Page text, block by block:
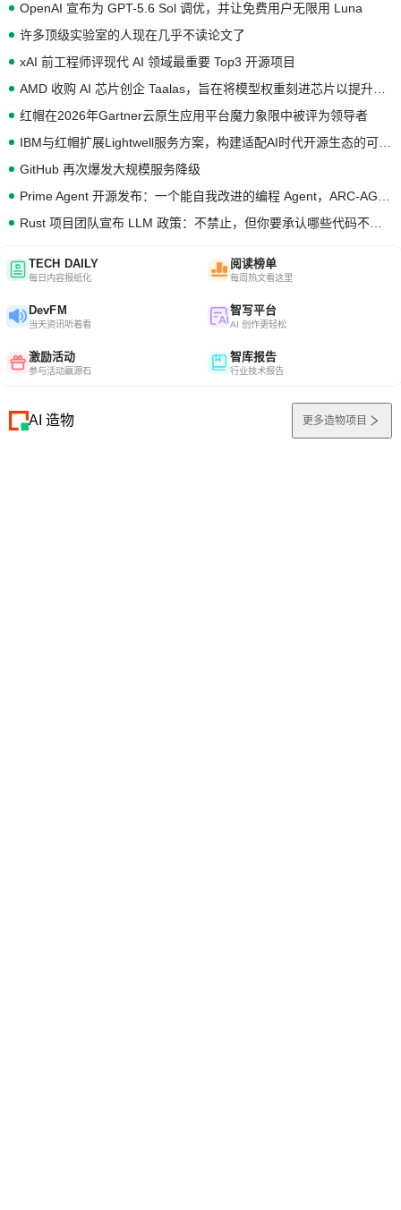
OpenAI 宣布为 GPT-5.6 Sol 调优，并让免费用户无限用 Luna
许多顶级实验室的人现在几乎不读论文了
xAI 前工程师评现代 AI 领域最重要 Top3 开源项目
红帽在2026年Gartner云原生应用平台魔力象限中被评为领导者
GitHub 再次爆发大规模服务降级
TECH DAILY
每日内容报纸化
阅读榜单
每周热文看这里
DevFM
当天资讯听着看
智写平台
AI 创作更轻松
激励活动
参与活动赢源石
智库报告
行业技术报告
AI 造物 更多造物项目